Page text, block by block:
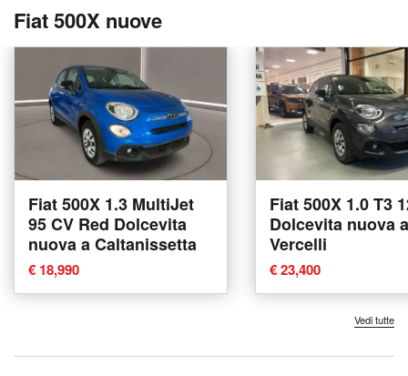
Fiat 500X nuove
Fiat 500X 1.3 MultiJet
95 CV Red Dolcevita
nuova a Caltanissetta
€ 18,990
Fiat 500X 1.0 T3
Dolcevita nuova a
Vercelli
€ 23,400
Vedi tutte